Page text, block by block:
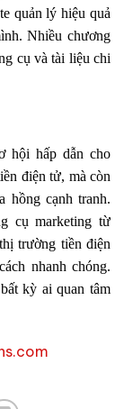
quản lý hiệu quả
Nhiều chương
cụ và tài liệu chi
hội hấp dẫn cho
điện tử, mà còn
hồng cạnh tranh.
cụ marketing từ
trường tiền điện
nhanh chóng.
kỳ ai quan tâm